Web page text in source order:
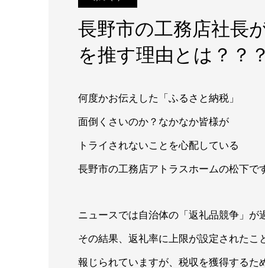
長野市の工務店社長
を推す理由とは？？
何度かお伝えした「ふるさと納税」
面倒くさいのか？なかなか皆様が
トライされないことを心配している
長野市の工務店アトラスホームの松下で
ニュースでは自治体の「返礼品競争」が
その結果、返礼率に上限が設定されたこ
報じられていますが、税収を獲得するた